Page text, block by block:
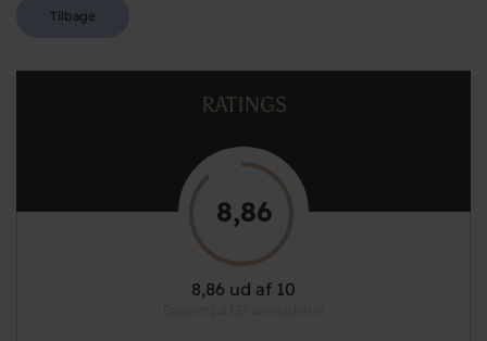
Tilbage
RATINGS
8,86
8,86 ud af 10
Baseret på 137 anmeldelser